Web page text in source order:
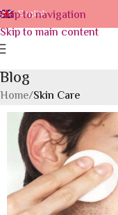
Skip to navigation
Skip to main content
English
Blog
Home/Skin Care